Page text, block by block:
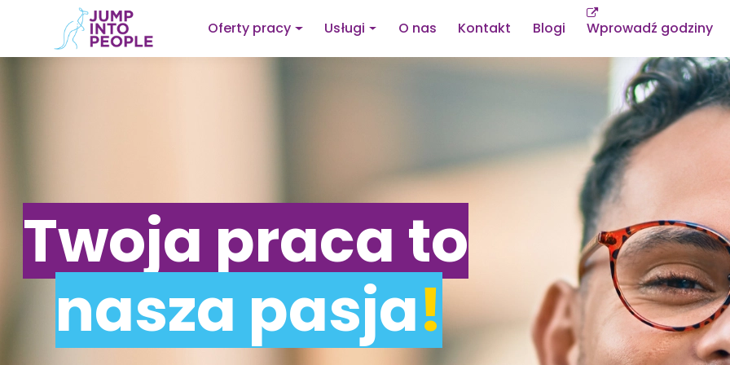
Oferty pracy Usługi O nas Kontakt Blogi Wprowadź godziny
Twoja praca to
nasza pasja!